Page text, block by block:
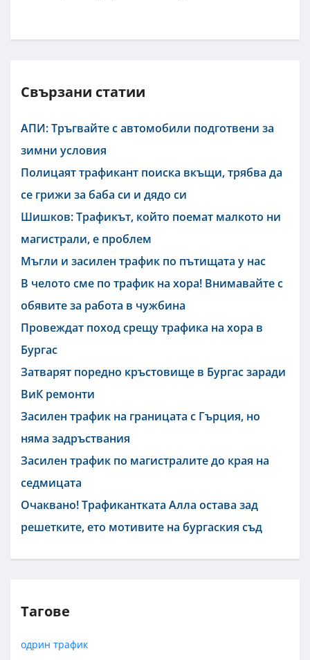
Свързани статии
АПИ: Тръгвайте с автомобили подготвени за
зимни условия
Полицаят трафикант поиска вкъщи, трябва да
се грижи за баба си и дядо си
Шишков: Трафикът, който поемат малкото ни
магистрали, е проблем
Мъгли и засилен трафик по пътищата у нас
В челото сме по трафик на хора! Внимавайте с
обявите за работа в чужбина
Провеждат поход срещу трафика на хора в
Бургас
Затварят поредно кръстовище в Бургас заради
ВиК ремонти
Засилен трафик на границата с Гърция, но
няма задръствания
Засилен трафик по магистралите до края на
седмицата
Очаквано! Трафикантката Алла остава зад
решетките, ето мотивите на бургаския съд
Тагове
одрин трафик